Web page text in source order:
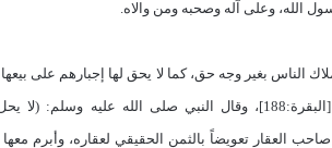
الله، وعلى آله وصحبه ومن والاه.
الناس بغير وجه حق، كما لا يحق لها إجبارهم على
وجل: ﴿وَلا تَأْكُلُواْ أَمْوَالَكُم بَيْنَكُم بِالْبَاطِلِ﴾ [البقرة:188]، وقال
أعطت صاحب العقار تعويضاً بالثمن الحقيقي لعقاره،